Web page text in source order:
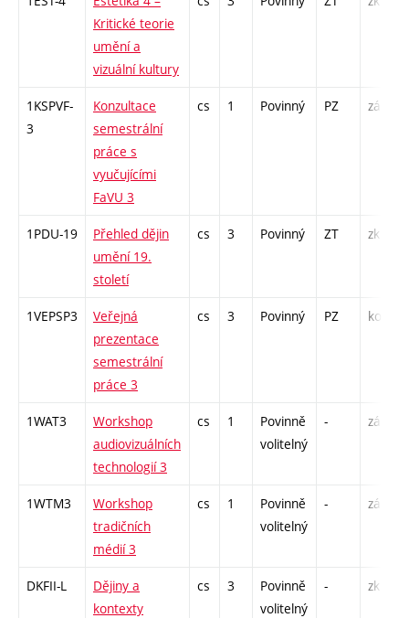
Kritické teorie
umění a
vizuální kultury
1KSPVF-
3
Konzultace
semestrální
práce s
vyučujícími
FaVU 3
cs 1 Povinný PZ zá
1PDU-19
Přehled dějin
umění 19.
století
cs 3 Povinný ZT zk
1VEPSP3
Veřejná
prezentace
semestrální
práce 3
cs 3 Povinný PZ kol
1WAT3
Workshop
audiovizuálních
technologií 3
cs 1
Povinně
volitelný
- zá
1WTM3
Workshop
tradičních
médií 3
cs 1
Povinně
volitelný
- zá
DKFII-L
Dějiny a
kontexty
cs 3
Povinně
volitelný
- zk